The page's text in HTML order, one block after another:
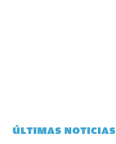
ÚLTIMAS NOTICIAS